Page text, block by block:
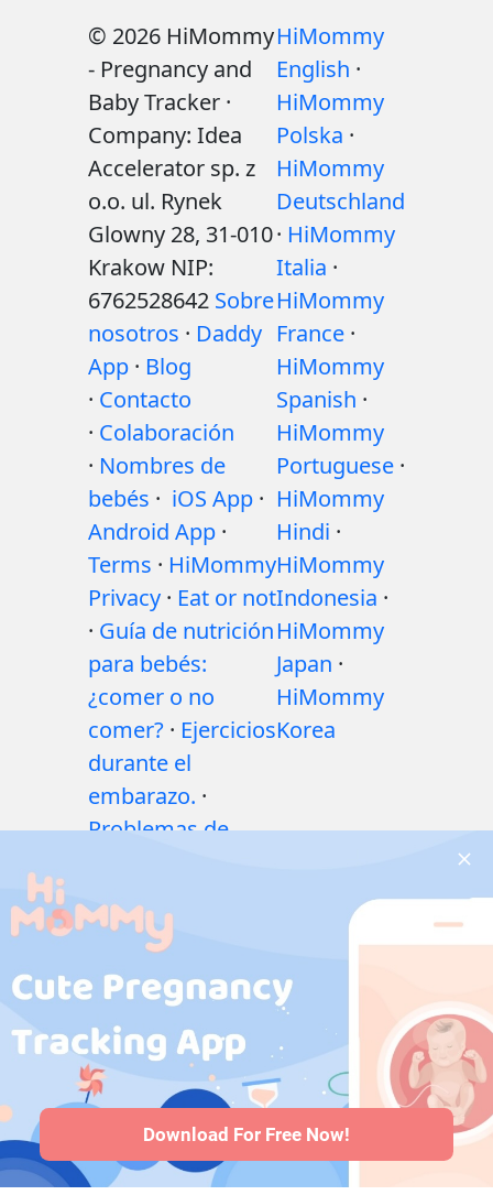
© 2026 HiMommy
- Pregnancy and
Baby Tracker ·
Company: Idea
Accelerator sp. z
o.o. ul. Rynek
Glowny 28, 31-010
Krakow NIP:
6762528642 Sobre
nosotros · Daddy
App · Blog
· Contacto
· Colaboración
· Nombres de
bebés · iOS App ·
Android App ·
Terms · HiMommy
Privacy · Eat or not
· Guía de nutrición
para bebés:
¿comer o no
comer? · Ejercicios
durante el
embarazo. ·
Problemas de
Medicamentos
durante el
embarazo·
Problemas de
salud del bebé·
Articles ·Politica
editorial
HiMommy
English ·
HiMommy
Polska ·
HiMommy
Deutschland
· HiMommy
Italia ·
HiMommy
France ·
HiMommy
Spanish ·
HiMommy
Portuguese ·
HiMommy
Hindi ·
HiMommy
Indonesia ·
HiMommy
Japan ·
HiMommy
Korea
Download For Free Now!